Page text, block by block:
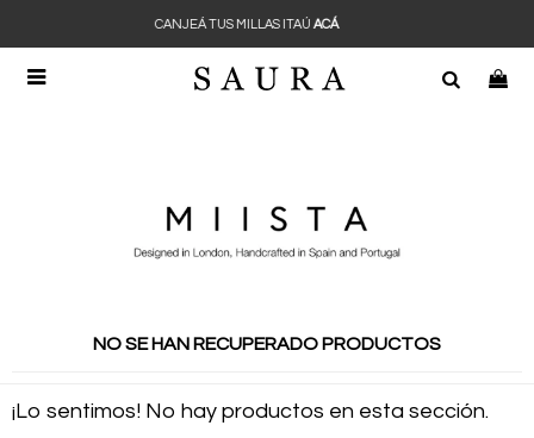

NO SE HAN RECUPERADO PRODUCTOS
¡Lo sentimos! No hay productos en esta sección.